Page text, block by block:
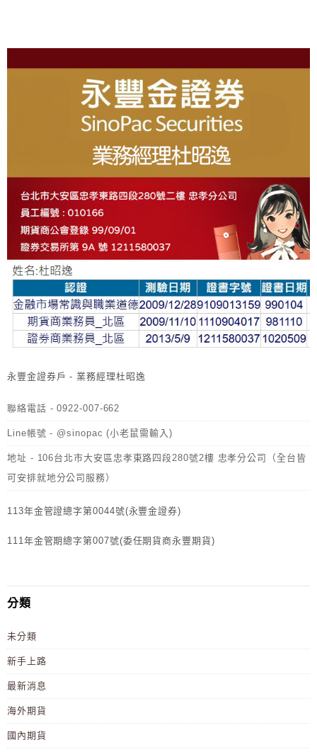
永豐金證券戶 - 業務經理杜昭逸
聯絡電話 - 0922-007-662
Line帳號 - @sinopac (小老鼠需輸入)
地址 - 106台北市大安區忠孝東路四段280號2樓 忠孝分公司（全台皆
可安排就地分公司服務）
113年金管證總字第0044號(永豐金證券)
111年金管期總字第007號(委任期貨商永豐期貨)
分類
未分類
新手上路
最新消息
海外期貨
國內期貨